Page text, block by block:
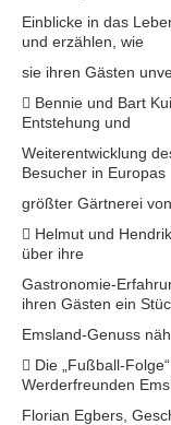
Einblicke in das
und erzählen, wie
sie ihren Gästen
 Bennie und Bart
Entstehung und
Weiterentwicklung
Besucher in Europas
größter Gärtnerei
 Helmut und
über ihre
Gastronomie-
ihren Gästen ein
Emsland-Genuss
 Die „Fußball-
Werderfreunden
Florian Egbers,